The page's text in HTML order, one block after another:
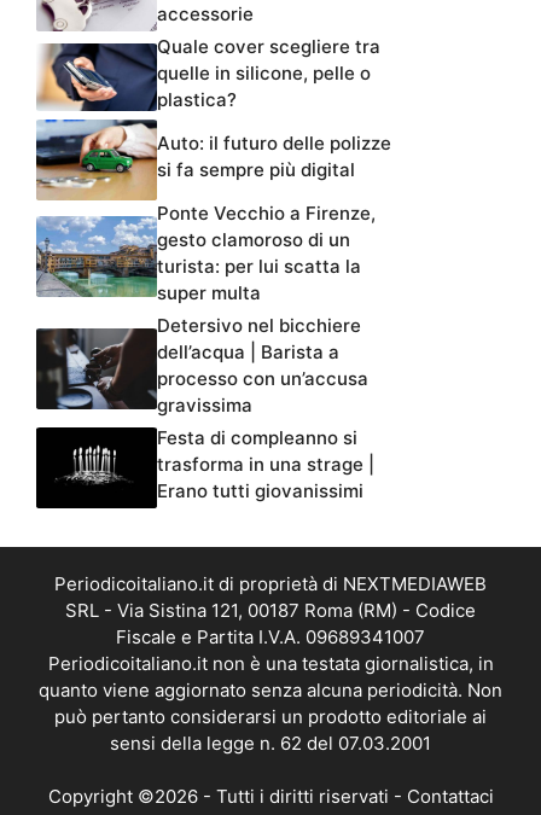
accessorie
Quale cover scegliere tra
quelle in silicone, pelle o
plastica?
Auto: il futuro delle polizze
si fa sempre più digital
Ponte Vecchio a Firenze,
gesto clamoroso di un
turista: per lui scatta la
super multa
Detersivo nel bicchiere
dell’acqua | Barista a
processo con un’accusa
gravissima
Festa di compleanno si
trasforma in una strage |
Erano tutti giovanissimi
Periodicoitaliano.it di proprietà di NEXTMEDIAWEB
SRL - Via Sistina 121, 00187 Roma (RM) - Codice
Fiscale e Partita I.V.A. 09689341007
Periodicoitaliano.it non è una testata giornalistica, in
quanto viene aggiornato senza alcuna periodicità. Non
può pertanto considerarsi un prodotto editoriale ai
sensi della legge n. 62 del 07.03.2001
Copyright ©2026 - Tutti i diritti riservati - Contattaci